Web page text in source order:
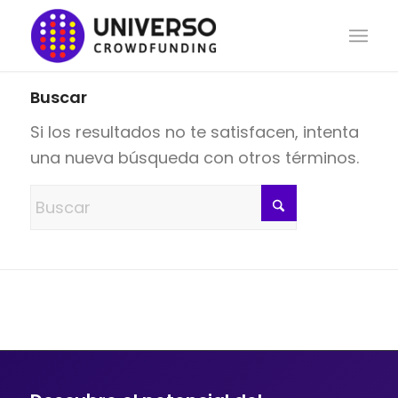
Buscar
Si los resultados no te satisfacen, intenta
una nueva búsqueda con otros términos.